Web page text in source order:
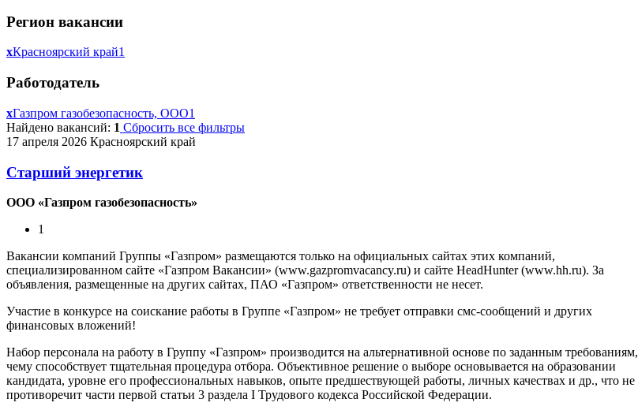
Регион вакансии
xКрасноярский край1
Работодатель
xГазпром газобезопасность, ООО1
Найдено вакансий: 1 Сбросить все фильтры
17 апреля 2026 Красноярский край
Старший энергетик
ООО «Газпром газобезопасность»
1
Вакансии компаний Группы «Газпром» размещаются только на официальных сайтах этих компаний,
специализированном сайте «Газпром Вакансии» (www.gazpromvacancy.ru) и сайте HeadHunter (www.hh.ru). За
объявления, размещенные на других сайтах, ПАО «Газпром» ответственности не несет.
Участие в конкурсе на соискание работы в Группе «Газпром» не требует отправки смс-сообщений и других
финансовых вложений!
Набор персонала на работу в Группу «Газпром» производится на альтернативной основе по заданным требованиям,
чему способствует тщательная процедура отбора. Объективное решение о выборе основывается на образовании
кандидата, уровне его профессиональных навыков, опыте предшествующей работы, личных качествах и др., что не
противоречит части первой статьи 3 раздела I Трудового кодекса Российской Федерации.